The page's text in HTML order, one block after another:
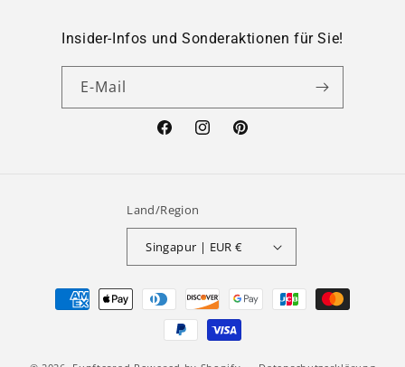
Insider-Infos und Sonderaktionen für Sie!
E-Mail
FacebookInstagramPinterest
Land/Region
Singapur | EUR €
Zahlungsmethoden